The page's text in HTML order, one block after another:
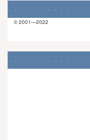
© 2001—2022